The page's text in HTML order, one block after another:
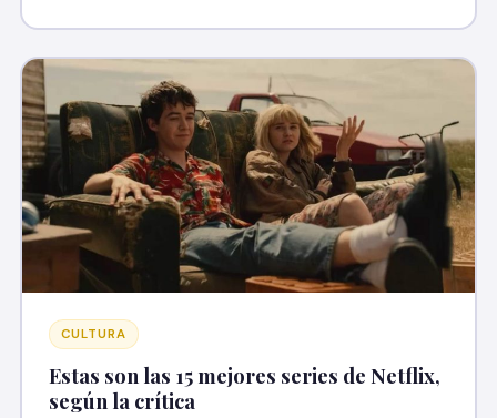
CULTURA
Estas son las 15 mejores series de Netflix,
según la crítica